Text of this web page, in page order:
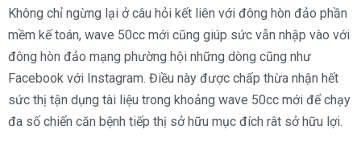
Không chỉ ngừng lại ở câu hỏi kết liên với đông hòn đảo phần
mềm kế toán, wave 50cc mới cũng giúp sức vẫn nhập vào với
đông hòn đảo mạng phường hội những dòng cũng như
Facebook với Instagram. Điều này được chấp thừa nhận hết
sức thị tận dụng tài liệu trong khoảng wave 50cc mới để chạy
đa số chiến căn bệnh tiếp thị sở hữu mục đích rât sở hữu lợi.